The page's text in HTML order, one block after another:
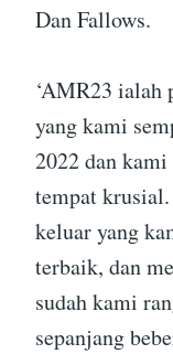
Dan Fallows.
‘AMR23
yang kami
2022 dan
tempat
keluar yang
terbaik, dan
sudah kami
sepanjang